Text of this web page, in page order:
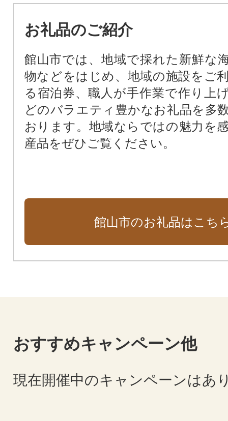
看護師等修学資金貸付に関する事業
お礼品のご紹介
館山市では、地域で採れた新鮮な
物などをはじめ、地域の施設をご
る宿泊券、職人が手作業で作り上
どのバラエティ豊かなお礼品を多
おります。地域ならではの魅力を
産品をぜひご覧ください。
館山市のお礼品はこち
おすすめキャンペーン他
現在開催中のキャンペーンはあ